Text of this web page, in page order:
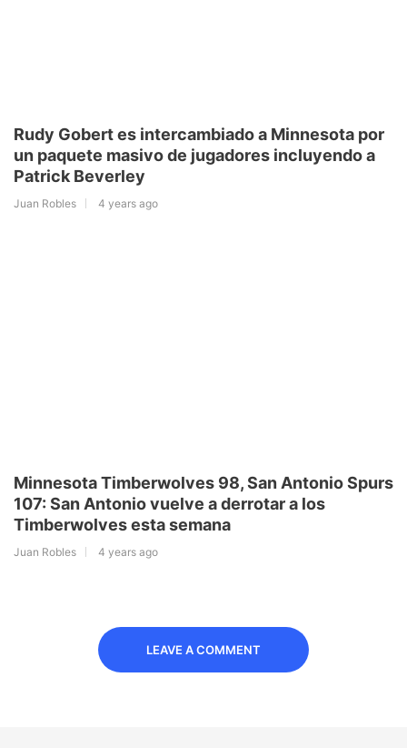
Rudy Gobert es intercambiado a Minnesota por
un paquete masivo de jugadores incluyendo a
Patrick Beverley
Juan Robles 4 years ago
Minnesota Timberwolves 98, San Antonio Spurs
107: San Antonio vuelve a derrotar a los
Timberwolves esta semana
Juan Robles 4 years ago
LEAVE A COMMENT